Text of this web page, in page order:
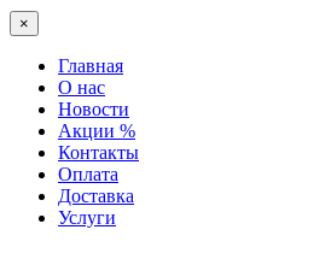
×
Главная
О нас
Новости
Акции %
Контакты
Оплата
Доставка
Услуги